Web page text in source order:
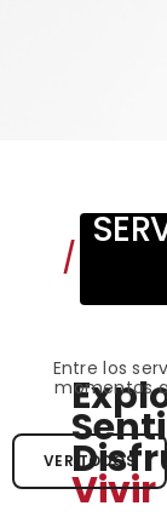
/
Entre los
momentos
VER TODOS
Vivir